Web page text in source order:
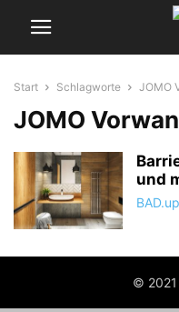
Start Schlagworte JOMO
JOMO
und
© 2021